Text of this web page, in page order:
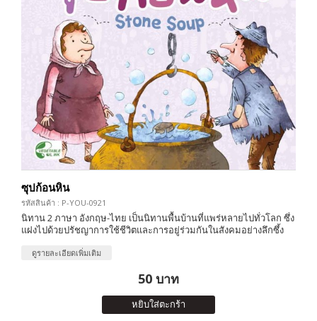
ซุปก้อนหิน
รหัสสินค้า : P-YOU-0921
นิทาน 2 ภาษา อังกฤษ-ไทย เป็นนิทานพื้นบ้านที่แพร่หลายไปทั่วโลก ซึ่ง
แฝงไปด้วยปรัชญาการใช้ชีวิตและการอยู่ร่วมกันในสังคมอย่างลึกซึ้ง
ดูรายละเอียดเพิ่มเติม
50 บาท
หยิบใส่ตะกร้า